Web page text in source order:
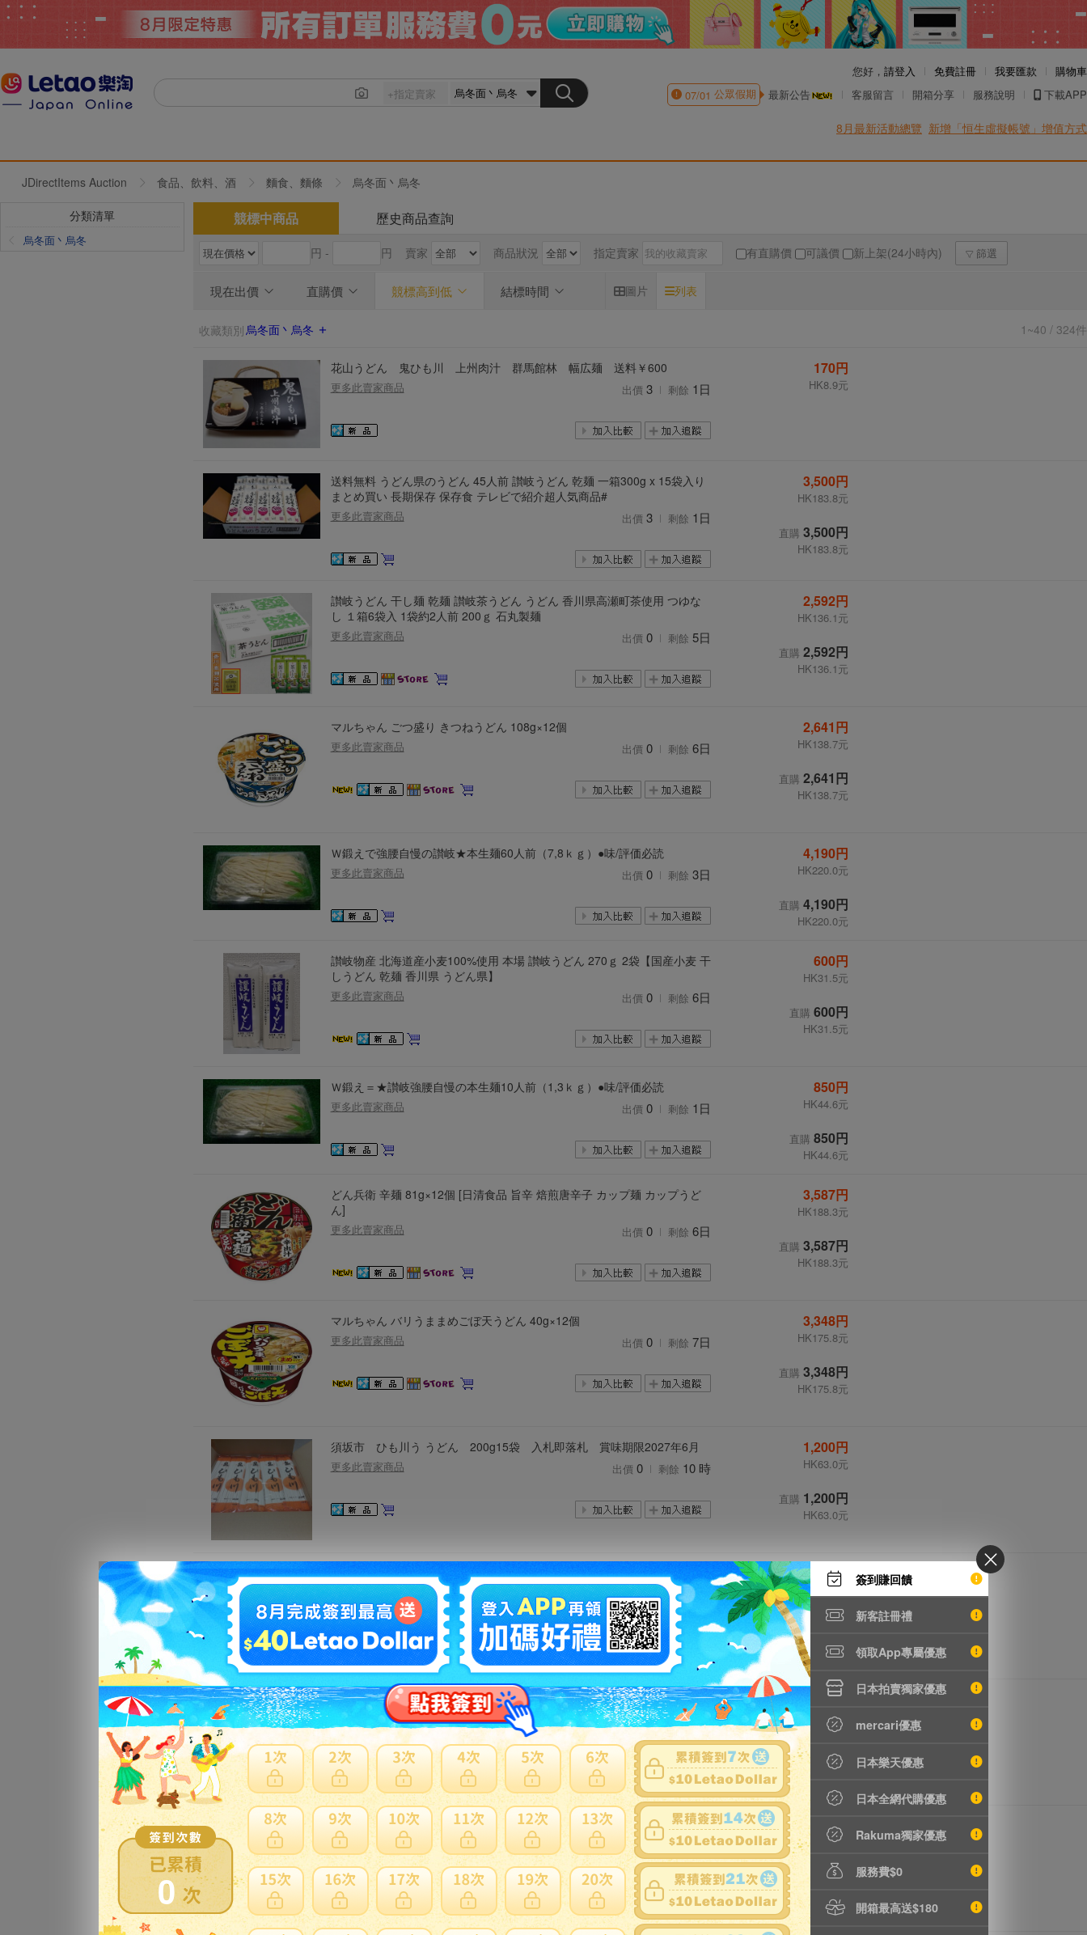
0
簽到賺回饋
新客註冊禮
領取App專屬優惠
日本拍賣獨家優惠
mercari優惠
日本樂天優惠
日本全網代購優惠
Rakuma獨家優惠
服務費$0
開箱最高送$180
您好， 請登入 免費註冊 我要匯款
購物車
07/01 公眾假期 最新公告 客服留言 開箱分享 服務說明 下載APP
8月最新活動總覽 新增「恒生虛擬帳號」增值方式
JDirectItems Auction 食品、飲料、酒 麵食、麵條 烏冬面丶烏冬
分類清單
烏冬面丶烏冬
競標中商品 歷史商品查詢
円 - 円 賣家 商品狀況 指定賣家 有直購價 可議價 新上架(24小時內) 篩選
現在出價 直購價 競標高到低 結標時間 圖片 列表
收藏類別烏冬面丶烏冬 1~40 / 324件
花山うどん 鬼ひも川 上州肉汁 群馬館林 幅広麺 送料￥600
更多此賣家商品 出價 3 剩餘 1日
170円
HK8.9元
送料無料 うどん県のうどん 45人前 讃岐うどん 乾麺 一箱300g x 15袋入り
まとめ買い 長期保存 保存食 テレビで紹介超人気商品#
更多此賣家商品 出價 3 剩餘 1日
3,500円
HK183.8元
直購 3,500円
HK183.8元
讃岐うどん 干し麺 乾麺 讃岐茶うどん うどん 香川県高瀬町茶使用 つゆな
し １箱6袋入 1袋約2人前 200ｇ 石丸製麺
更多此賣家商品 出價 0 剩餘 5日
2,592円
HK136.1元
直購 2,592円
HK136.1元
マルちゃん ごつ盛り きつねうどん 108g×12個
更多此賣家商品 出價 0 剩餘 6日
2,641円
HK138.7元
直購 2,641円
HK138.7元
Ｗ鍛えで強腰自慢の讃岐★本生麺60人前（7,8ｋｇ）●味/評価必読
更多此賣家商品 出價 0 剩餘 3日
4,190円
HK220.0元
直購 4,190円
HK220.0元
讃岐物産 北海道産小麦100%使用 本場 讃岐うどん 270ｇ 2袋【国産小麦 干
しうどん 乾麺 香川県 うどん県】
更多此賣家商品 出價 0 剩餘 6日
600円
HK31.5元
直購 600円
HK31.5元
Ｗ鍛え＝★讃岐強腰自慢の本生麺10人前（1,3ｋｇ）●味/評価必読
更多此賣家商品 出價 0 剩餘 1日
850円
HK44.6元
直購 850円
HK44.6元
どん兵衛 辛麺 81g×12個 [日清食品 旨辛 焙煎唐辛子 カップ麺 カップうど
ん]
更多此賣家商品 出價 0 剩餘 6日
3,587円
HK188.3元
直購 3,587円
HK188.3元
マルちゃん バリうままめごぼ天うどん 40g×12個
更多此賣家商品 出價 0 剩餘 7日
3,348円
HK175.8元
直購 3,348円
HK175.8元
須坂市 ひも川う うどん 200g15袋 入札即落札 賞味期限2027年6月
更多此賣家商品 出價 0 剩餘 10 時
1,200円
HK63.0元
直購 1,200円
HK63.0元
須坂市 ひも川うどん 200g15袋 1箱
更多此賣家商品 出價 0 剩餘 5日
1,200円
HK63.0元
直購1,200円
HK63.0元
讃岐うどん セット 各200g 計4袋 川田製麺 日清製粉ウェルナ
更多此賣家商品 出價 0 剩餘 5 時
950円
HK49.9元
直購 950円
HK49.9元
【男麺】強腰自慢讃岐*本生麺40人前+ぶっかけ醤油２本●評価必読
更多此賣家商品 出價 0 剩餘 16 時
3,680円
HK193.2元
直購 3,680円
HK193.2元